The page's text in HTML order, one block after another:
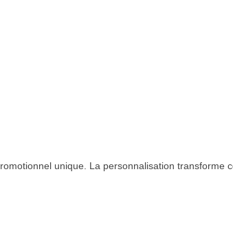
unique. La personnalisation transforme